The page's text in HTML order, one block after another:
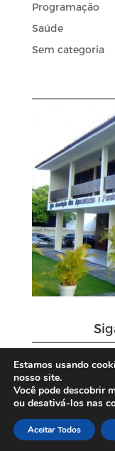
Programação
Saúde
Sem categoria
Estamos usando
nosso site.
Você pode descobrir
ou desativá-los nas
Aceitar Todos